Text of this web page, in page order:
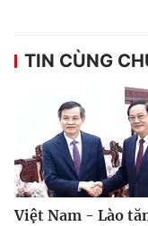
TIN CÙNG
Việt Nam - Lào